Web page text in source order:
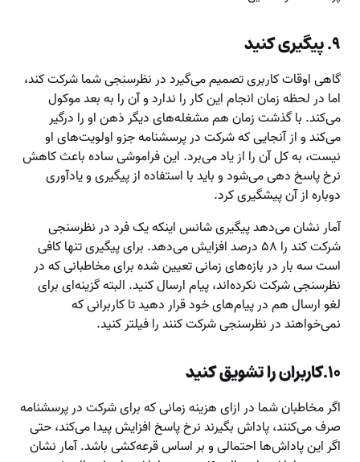
۹. پیگیری کنید
گاهی اوقات کاربری تصمیم می‌گیرد در نظرسنجی شما شرکت کند،
اما در لحظه زمان انجام این کار را ندارد و آن را به بعد موکول
می‌کند. با گذشت زمان هم مشغله‌های دیگر ذهن او را درگیر
می‌کند و از آنجایی که شرکت در پرسشنامه جزو اولویت‌های او
نیست، به کل آن را از یاد می‌برد. این فراموشی ساده باعث کاهش
نرخ پاسخ دهی می‌شود و باید با استفاده از پیگیری و یادآوری
دوباره از آن پیشگیری کرد.
آمار نشان می‌دهد پیگیری شانس اینکه یک فرد در نظرسنجی
شرکت کند را ۵۸ درصد افزایش می‌دهد. برای پیگیری تنها کافی
است سه بار در بازه‌های زمانی تعیین شده برای مخاطبانی که در
نظرسنجی شرکت‌ نکرده‌اند، پیام ارسال کنید. البته گزینه‌ای برای
لغو ارسال هم در پیام‌های خود قرار دهید تا کاربرانی که
نمی‌خواهند در نظرسنجی شرکت کنند را فیلتر کنید.
۱۰.کاربران را تشویق کنید
اگر مخاطبان شما در ازای هزینه‌ زمانی که برای شرکت در پرسشنامه
صرف می‌کنند، پاداش بگیرند نرخ پاسخ افزایش پیدا می‌کند، حتی
اگر این پاداش‌ها احتمالی و بر اساس قرعه‌کشی باشد. آمار نشان